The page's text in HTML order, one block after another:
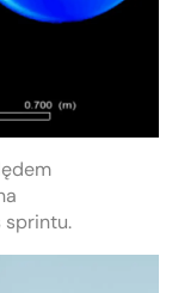
sprintu.